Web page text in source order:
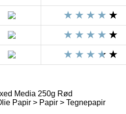
Media 250g Rød
Papir > Papir > Tegnepapir